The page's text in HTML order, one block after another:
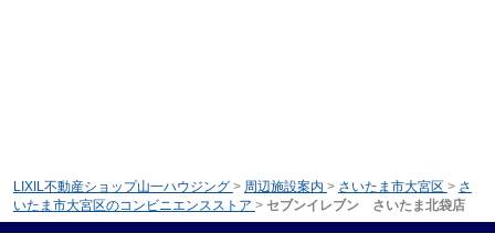
LIXIL不動産ショップ山一ハウジング > 周辺施設案内 > さいたま市大宮区 > さ
いたま市大宮区のコンビニエンスストア > セブンイレブン さいたま北袋店